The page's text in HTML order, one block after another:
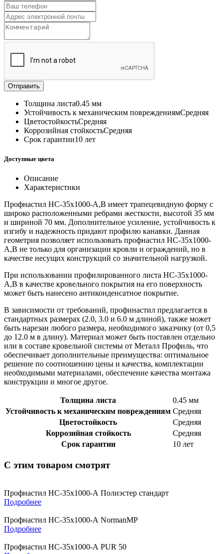
Отправить
Толщина листа0.45 мм
Устойчивость к механическим повреждениямСредняя
ЦветостойкостьСредняя
Коррозийная стойкостьСредняя
Срок гарантии10 лет
Доступные цвета
Описание
Характеристики
Профнастил НС-35x1000-A,В имеет трапецевидную форму с
широко расположенными ребрами жесткости, высотой 35 мм
и шириной 70 мм. Дополнительное усиление, устойчивость к
изгибу и надежность придают профилю канавки. Данная
геометрия позволяет использовать профнастил НС-35x1000-
A,B не только для организации кровли и ограждений, но в
качестве несущих конструкций со значительной нагрузкой.
При использовании профилированного листа НС-35x1000-
A,B в качестве кровельного покрытия на его поверхность
может быть нанесено антиконденсатное покрытие.
В зависимости от требований, профинастил предлагается в
стандартных размерах (2.0, 3.0 и 6.0 м длиной), также может
быть нарезан любого размера, необходимого заказчику (от 0,5
до 12.0 м в длину). Материал может быть поставлен отдельно
или в составе кровельной системы от Металл Профиль, что
обеспечивает дополнительные преимущества: оптимальное
решение по соотношению цены и качества, комплектации
необходимыми материалами, обеспечение качества монтажа
конструкции и многое другое.
Толщина листа
0.45 мм
Устойчивость к механическим повреждениям Средняя
Цветостойкость
Средняя
Коррозийная стойкость
Средняя
Срок гарантии
10 лет
С этим товаром смотрят
Профнастил НС-35х1000-А Полиэстер стандарт
Подробнее
Профнастил НС-35х1000-А NormanMP
Подробнее
Профнастил НС-35х1000-А PUR 50